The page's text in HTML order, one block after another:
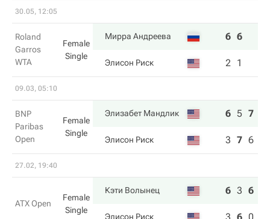
30.05, 12:05
Roland
Garros
WTA
Female
Single
Мирра Андреева 6 6
Элисон Риск 2 1
09.03, 05:10
BNP
Paribas
Open
Female
Single
Элизабет Мандлик 6 5 7
Элисон Риск 3 7 6
27.02, 19:40
ATX Open
Female
Single
Кэти Волынец 6 3 6
Элисон Риск